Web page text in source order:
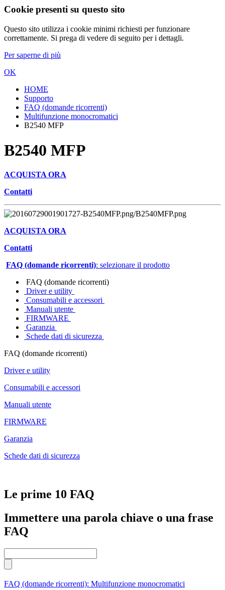
Cookie presenti su questo sito
Questo sito utilizza i cookie minimi richiesti per funzionare
correttamente. Si prega di vedere di seguito per i dettagli.
Per saperne di più
OK
HOME
Supporto
FAQ (domande ricorrenti)
Multifunzione monocromatici
B2540 MFP
B2540 MFP
ACQUISTA ORA
Contatti
ACQUISTA ORA
Contatti
FAQ (domande ricorrenti): selezionare il prodotto
FAQ (domande ricorrenti)
Driver e utility
Consumabili e accessori
Manuali utente
FIRMWARE
Garanzia
Schede dati di sicurezza
FAQ (domande ricorrenti)
Driver e utility
Consumabili e accessori
Manuali utente
FIRMWARE
Garanzia
Schede dati di sicurezza
Le prime 10 FAQ
Immettere una parola chiave o una frase
FAQ
FAQ (domande ricorrenti): Multifunzione monocromatici